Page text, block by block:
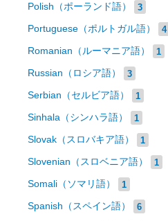
Polish（ポーランド語） 3
Portuguese（ポルトガル語） 4
Romanian（ルーマニア語） 1
Russian（ロシア語） 3
Serbian（セルビア語） 1
Sinhala（シンハラ語） 1
Slovak（スロバキア語） 1
Slovenian（スロベニア語） 1
Somali（ソマリ語） 1
Spanish（スペイン語） 6